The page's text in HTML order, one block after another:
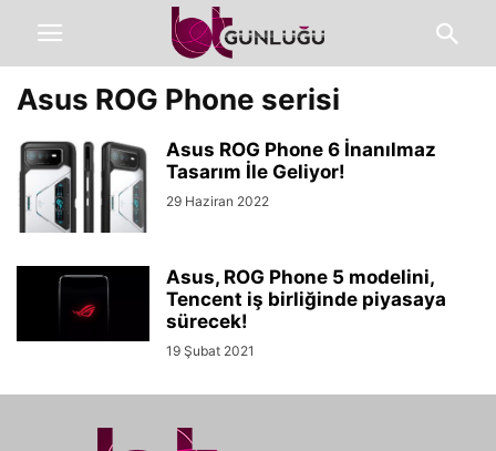
Asus ROG Phone serisi
Asus ROG Phone 6 İnanılmaz
Tasarım İle Geliyor!
29 Haziran 2022
Asus, ROG Phone 5 modelini,
Tencent iş birliğinde piyasaya
sürecek!
19 Şubat 2021